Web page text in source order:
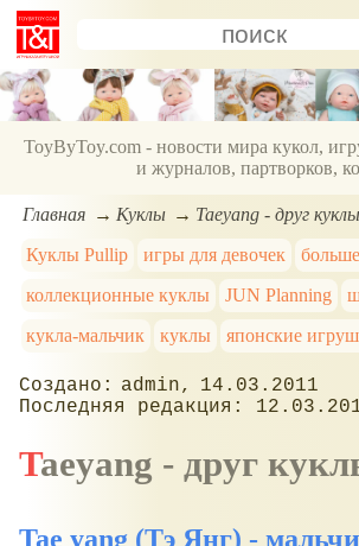
ToyByToy.com - новости мира кукол,
и журналов, партворков,
Главная Куклы
Taeyang - друг
Куклы Pullip
игры для девочек
коллекционные куклы
JUN Planning
кукла-мальчик
куклы японские
admin
14.03.2011
Taeyang - друг
Tae yang (Тэ Янг) -